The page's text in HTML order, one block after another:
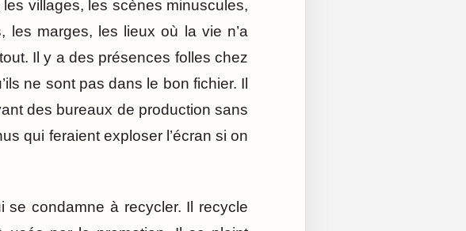
villages, les scènes minuscules,
les marges, les lieux où la vie n’a
Il y a des présences folles chez
ne sont pas dans le bon fichier. Il
des bureaux de production sans
qui feraient exploser l’écran si on
condamne à recycler. Il recycle